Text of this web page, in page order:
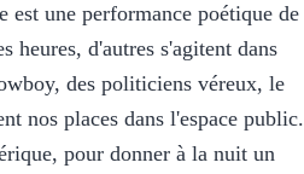
une performance poétique de
d'autres s'agitent dans
des politiciens véreux, le
nos places dans l'espace public.
pour donner à la nuit un